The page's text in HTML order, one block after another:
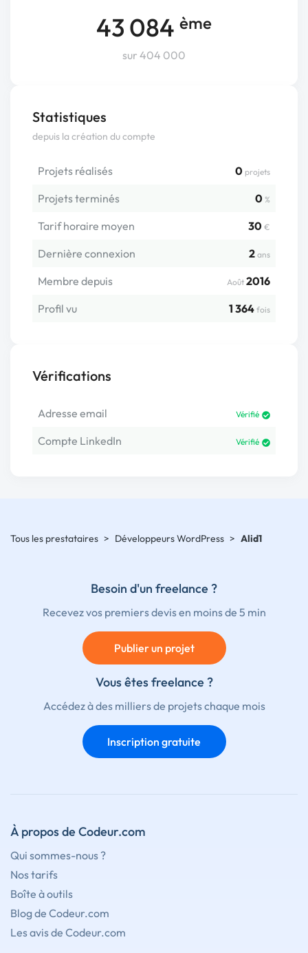
43 084 ème
sur 404 000
Statistiques
depuis la création du compte
Projets réalisés 0 projets
Projets terminés 0 %
Tarif horaire moyen 30 €
Dernière connexion 2 ans
Membre depuis Août 2016
Profil vu
1 364 fois
Vérifications
Adresse email Vérifié
Compte LinkedIn Vérifié
Tous les prestataires > Développeurs WordPress > Alid1
Besoin d'un freelance ?
Recevez vos premiers devis en moins de 5 min
Publier un projet
Vous êtes freelance ?
Accédez à des milliers de projets chaque mois
Inscription gratuite
À propos de Codeur.com
Qui sommes-nous ?
Nos tarifs
Boîte à outils
Blog de Codeur.com
Les avis de Codeur.com